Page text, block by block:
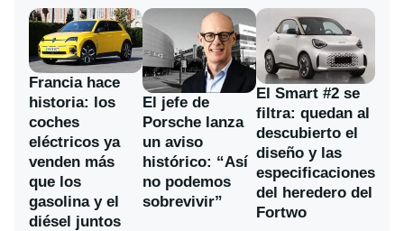
Francia hace
historia: los
coches
eléctricos ya
venden más
que los
gasolina y el
diésel juntos
El jefe de
Porsche lanza
un aviso
histórico: “Así
no podemos
sobrevivir”
El Smart #2 se
filtra: quedan al
descubierto el
diseño y las
especificaciones
del heredero del
Fortwo